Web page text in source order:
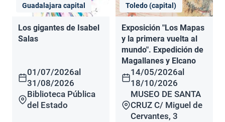
Guadalajara capital
Los gigantes de Isabel
Salas
01/07/2026al
31/08/2026
Biblioteca Pública
del Estado
Toledo (capital)
Exposición "Los Mapas
y la primera vuelta al
mundo". Expedición de
Magallanes y Elcano
14/05/2026al
18/10/2026
MUSEO DE SANTA
CRUZ C/ Miguel de
Cervantes, 3